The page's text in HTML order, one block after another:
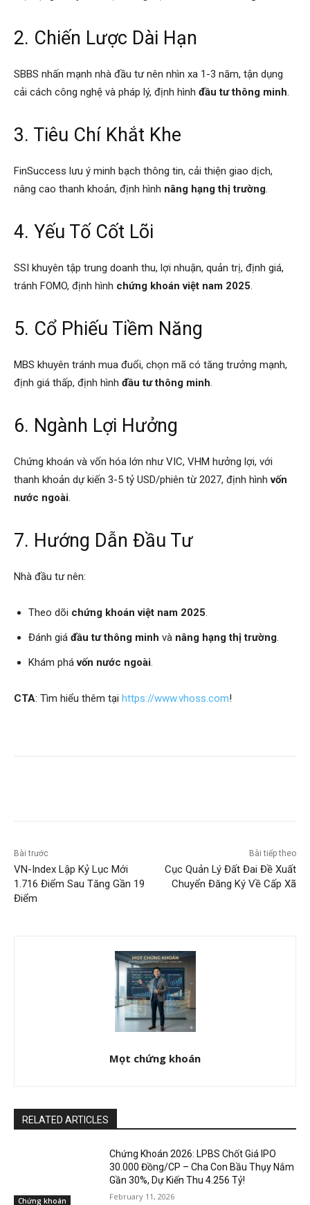
2. Chiến Lược Dài Hạn
SBBS nhấn mạnh nhà đầu tư nên nhìn xa 1-3 năm, tận dụng
cải cách công nghệ và pháp lý, định hình đầu tư thông minh.
3. Tiêu Chí Khắt Khe
FinSuccess lưu ý minh bạch thông tin, cải thiện giao dịch,
nâng cao thanh khoản, định hình nâng hạng thị trường.
4. Yếu Tố Cốt Lõi
SSI khuyên tập trung doanh thu, lợi nhuận, quản trị, định giá,
tránh FOMO, định hình chứng khoán việt nam 2025.
5. Cổ Phiếu Tiềm Năng
MBS khuyên tránh mua đuổi, chọn mã có tăng trưởng mạnh,
định giá thấp, định hình đầu tư thông minh.
6. Ngành Lợi Hưởng
Chứng khoán và vốn hóa lớn như VIC, VHM hưởng lợi, với
thanh khoản dự kiến 3-5 tỷ USD/phiên từ 2027, định hìnhvốn
nước ngoài.
7. Hướng Dẫn Đầu Tư
Nhà đầu tư nên:
Theo dõi chứng khoán việt nam 2025.
Đánh giá đầu tư thông minh và nâng hạng thị trường.
Khám phávốn nước ngoài.
CTA: Tìm hiểu thêm tại https://www.vhoss.com!
Bài trước
VN-Index Lập Kỷ Lục Mới
1.716 Điểm Sau Tăng Gần 19
Điểm
Bài tiếp theo
Cục Quản Lý Đất Đai Đề Xuất
Chuyển Đăng Ký Về Cấp Xã
Mọt chứng khoán
RELATED ARTICLES
Chứng khoán
Chứng Khoán 2026: LPBS Chốt Giá IPO
30.000 Đồng/CP – Cha Con Bầu Thụy Nắm
Gần 30%, Dự Kiến Thu 4.256 Tỷ!
February 11, 2026